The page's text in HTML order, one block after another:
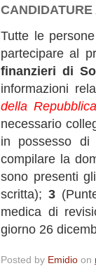
Tutte le
partecipare al
finanzieri di
informazioni
della
necessario
in possesso di
compilare la
sono presenti
scritta); 3
medica di
giorno 26
Posted by Emidio on